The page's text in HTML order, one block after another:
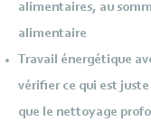
alimentaires, au
alimentaire
Travail énergétique
vérifier ce qui est juste
que le nettoyage